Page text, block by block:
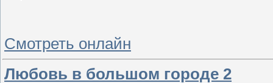
Смотреть онлайн
Любовь в большом городе 2